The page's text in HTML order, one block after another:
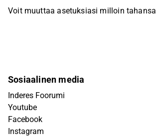
Voit muuttaa asetuksiasi milloin tahansa
Sosiaalinen media
Inderes Foorumi
Youtube
Facebook
Instagram